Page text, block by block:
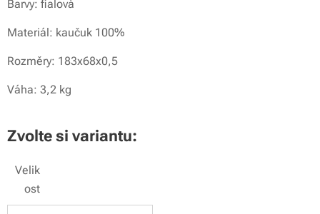
Barvy: fialová
Materiál: kaučuk 100%
Rozměry: 183x68x0,5
Váha: 3,2 kg
Zvolte si variantu:
Velik
ost